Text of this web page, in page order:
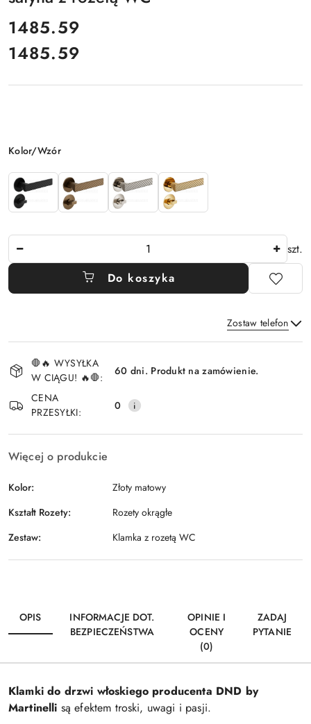
cena:
1485.59
Cena:
1485.59
Wariant
Kolor/Wzór
szt.
Do koszyka
Zostaw telefon
i
dostawa
🛑🔥 WYSYŁKA
W CIĄGU! 🔥🛑:
60 dni. Produkt na zamówienie.
CENA
PRZESYŁKI:
0
Więcej o produkcie
Kolor:
Złoty matowy
Kształt Rozety:
Rozety okrągłe
Zestaw:
Klamka z rozetą WC
OPIS
INFORMACJE DOT.
BEZPIECZEŃSTWA
OPINIE I
OCENY
(0)
ZADAJ
PYTANIE
Klamki do drzwi włoskiego producenta DND by
Martinelli są efektem troski, uwagi i pasji.